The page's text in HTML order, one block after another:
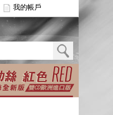
我的帳戶